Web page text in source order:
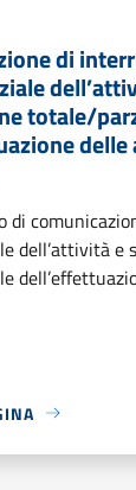
di
totale/
delle
di
dell’attività e